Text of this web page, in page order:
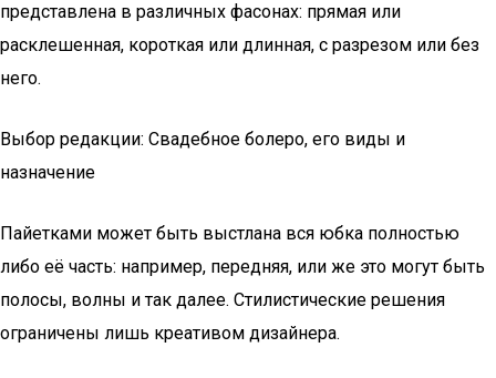
представлена в различных фасонах: прямая или
расклешенная, короткая или длинная, с разрезом или без
него.
Выбор редакции: Свадебное болеро, его виды и
назначение
Пайетками может быть выстлана вся юбка полностью
либо её часть: например, передняя, или же это могут быть
полосы, волны и так далее. Стилистические решения
ограничены лишь креативом дизайнера.